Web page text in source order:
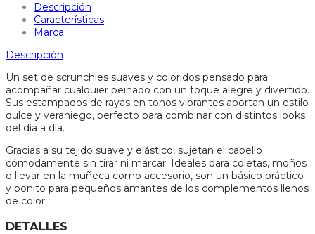
Descripción
Características
Marca
Descripción
Un set de scrunchies suaves y coloridos pensado para
acompañar cualquier peinado con un toque alegre y divertido.
Sus estampados de rayas en tonos vibrantes aportan un estilo
dulce y veraniego, perfecto para combinar con distintos looks
del día a día.
Gracias a su tejido suave y elástico, sujetan el cabello
cómodamente sin tirar ni marcar. Ideales para coletas, moños
o llevar en la muñeca como accesorio, son un básico práctico
y bonito para pequeños amantes de los complementos llenos
de color.
DETALLES